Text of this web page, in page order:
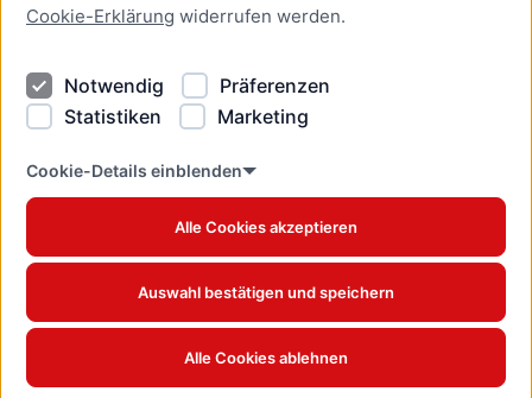
Cookie-Erklärung widerrufen werden.
Notwendig
Präferenzen
Statistiken
Marketing
Cookie-Details einblenden
Alle Cookies akzeptieren
Auswahl bestätigen und speichern
Alle Cookies ablehnen
Kontakt
Datenschutzhinweise
Barrierefreiheit
Cookie Erklärung
www.luebeck.de